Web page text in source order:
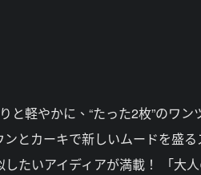
軽やかに、“たった2枚”のワ
とカーキで新しいムードを盛
たいアイディアが満載！ 「大